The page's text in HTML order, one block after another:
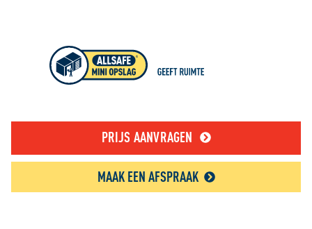
PRIJS AANVRAGEN
MAAK EEN AFSPRAAK